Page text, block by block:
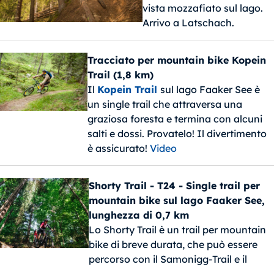
vista mozzafiato sul lago.
Arrivo a Latschach.
Tracciato per mountain bike Kopein
Trail (1,8 km)
Il Kopein Trailsul lago Faaker See è
un single trail che attraversa una
graziosa foresta e termina con alcuni
salti e dossi. Provatelo! Il divertimento
è assicurato!Video
Shorty Trail - T24 - Single trail per
mountain bike sul lago Faaker See,
lunghezza di 0,7 km
Lo Shorty Trail è un trail per mountain
bike di breve durata, che può essere
percorso con il Samonigg-Trail e il